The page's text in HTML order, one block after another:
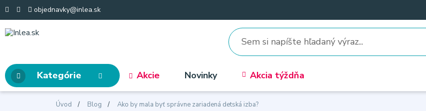
objednavky@inlea.sk
Kategórie Akcie Novinky Akcia týždňa
Úvod Blog Ako by mala byť správne zariadená detská izba?